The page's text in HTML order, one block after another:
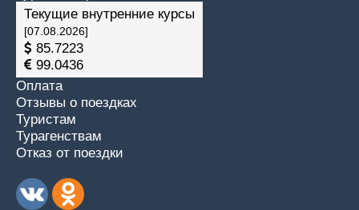
Текущие внутренние курсы
[07.08.2026]
85.7223
99.0436
Оплата
Отзывы о поездках
Туристам
Турагенствам
Отказ от поездки